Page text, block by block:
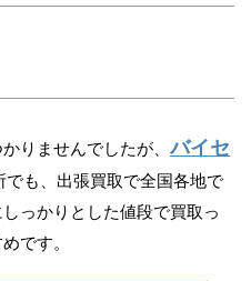
りませんでしたが、バイセ
も、出張買取で全国各地で
っかりとした値段で買取っ
です。